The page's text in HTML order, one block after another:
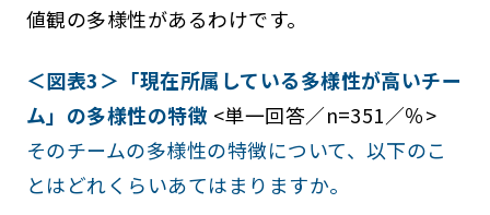
値観の多様性があるわけです。
＜図表3＞「現在所属している多様性が高いチー
ム」の多様性の特徴 <単一回答／n=351／％>
そのチームの多様性の特徴について、以下のこ
とはどれくらいあてはまりますか。